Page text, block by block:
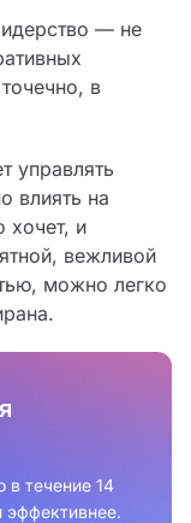
— не
в
управлять
влиять на
хочет, и
вежливой
можно легко
в течение 14
эффективнее.